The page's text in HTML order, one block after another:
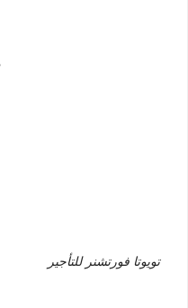
تويوتا فورتشنر للتأجير